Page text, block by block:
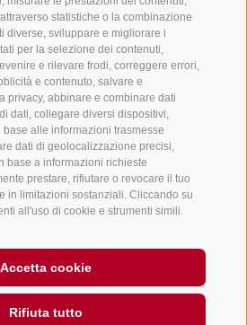
statistiche o la combinazione
diverse, sviluppare e migliorare i
per la selezione dei contenuti,
e rilevare frodi, correggere errori,
e contenuto, salvare e
privacy, abbinare e combinare dati
dati, collegare diversi dispositivi,
alle informazioni trasmesse
dati di geolocalizzazione precisi,
base a informazioni richieste
prestare, rifiutare o revocare il tuo
in limitazioni sostanziali. Cliccando su
all'uso di cookie e strumenti simili.
sul link "Preferenze Cookie" in fondo
scudo in basso a sinistra. Le tue
al solo dispositivo in uso.
Accetta cookie
Rifiuta tutto
Temi
Regione
Service
Arrivo
Mobility Center